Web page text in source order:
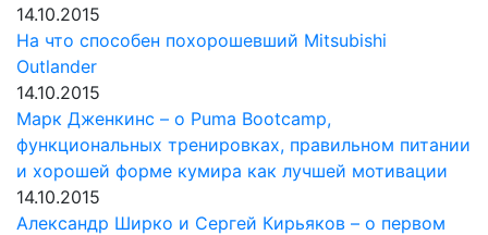
14.10.2015
На что способен похорошевший Mitsubishi
Outlander
14.10.2015
Марк Дженкинс – о Puma Bootcamp,
функциональных тренировках, правильном питании
и хорошей форме кумира как лучшей мотивации
14.10.2015
Александр Ширко и Сергей Кирьяков – о первом